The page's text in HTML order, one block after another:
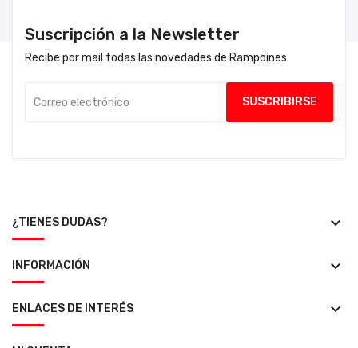
Suscripción a la Newsletter
Recibe por mail todas las novedades de Rampoines
¿TIENES DUDAS? keyboard_arrow_down
INFORMACIÓN keyboard_arrow_down
ENLACES DE INTERÉS keyboard_arrow_down